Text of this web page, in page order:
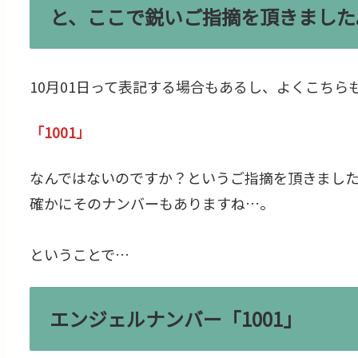
と、ここで鋭いご指摘を頂きました
10月01日って表記する場合もあるし、よくこちら
「1001」
なんではないのですか？というご指摘を頂きました
確かにそのナンバーもありますね…。
ということで…
エンジェルナンバー「1001」